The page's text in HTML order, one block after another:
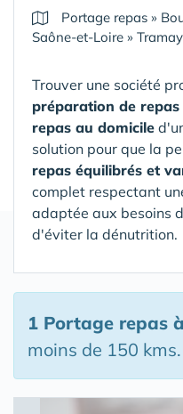
Portage repas »
Saône-et-Loire »
Trouver une société
préparation de repas
repas au domicile
solution pour que la
repas équilibrés et
complet respectant
adaptée aux besoins
d'éviter la dénutrition.
1 Portage repas
moins de 150 kms.